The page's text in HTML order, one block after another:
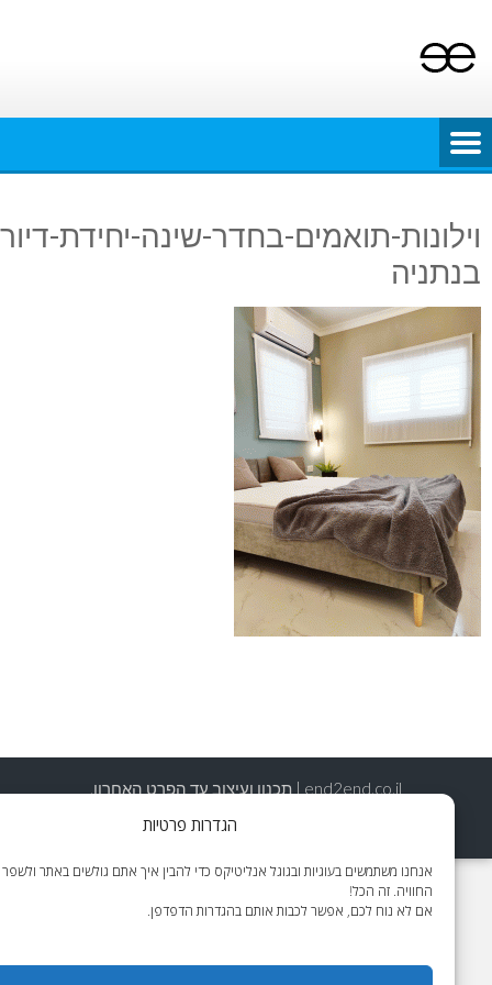
הגדרות פרטיות
אנחנו משתמשים בעוגיות ובגוגל אנליטיקס כדי להבין איך אתם גולשים באתר ולשפר את
החוויה. זה הכל!
אם לא נוח לכם, אפשר לכבות אותם בהגדרות הדפדפן.
וילונות-תואמים-בחדר-שינה-יחידת-דיור-3-
end2end.co.il | תכנון ועיצוב עד הפרט האחרון.
WordPress Theme